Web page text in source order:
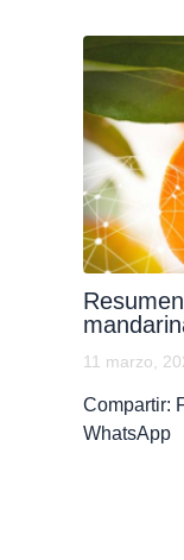
11 marzo,
Compartir:
WhatsApp